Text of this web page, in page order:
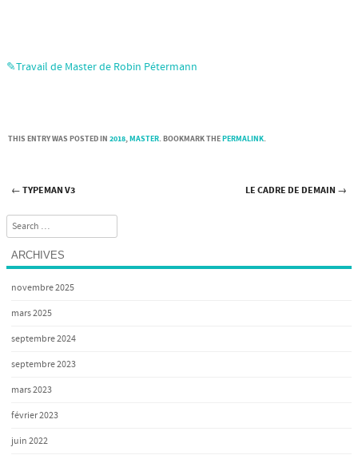
✎Travail de Master de Robin Pétermann
THIS ENTRY WAS POSTED IN 2018,MASTER. BOOKMARK THEPERMALINK.
Post navigation
←TYPEMAN V3 LE CADRE DE DEMAIN →
Search
ARCHIVES
novembre 2025
mars 2025
septembre 2024
septembre 2023
mars 2023
février 2023
juin 2022